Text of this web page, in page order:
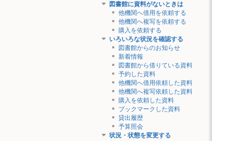
図書館に資料がないときは
他機関へ借用を依頼する
他機関へ複写を依頼する
購入を依頼する
いろいろな状況を確認する
図書館からのお知らせ
新着情報
図書館から借りている資料
予約した資料
他機関へ借用依頼した資料
他機関へ複写依頼した資料
購入を依頼した資料
ブックマークした資料
貸出履歴
予算照会
状況・状態を変更する